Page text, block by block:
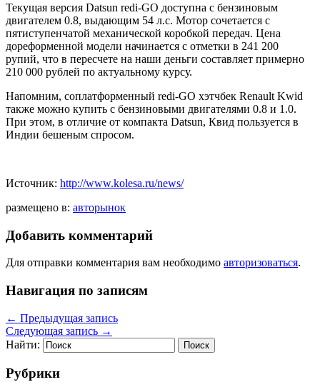
Текущая версия Datsun redi-GO доступна с бензиновым
двигателем 0.8, выдающим 54 л.с. Мотор сочетается с
пятиступенчатой механической коробкой передач. Цена
дореформенной модели начинается с отметки в 241 200
рупий, что в пересчете на наши деньги составляет примерно
210 000 рублей по актуальному курсу.
Напомним, соплатформенный redi-GO хэтчбек Renault Kwid
также можно купить с бензиновыми двигателями 0.8 и 1.0.
При этом, в отличие от компакта Datsun, Квид пользуется в
Индии бешеным спросом.
Источник: http://www.kolesa.ru/news/
размещено в: авторынок
Добавить комментарий
Для отправки комментария вам необходимо авторизоваться.
Навигация по записям
← Предыдущая запись
Следующая запись →
Найти:
Рубрики